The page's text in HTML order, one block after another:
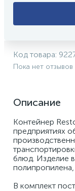
Код товара:
Пока нет отзывов
Описание
Контейнер
предприятиях
блюд. Изделие
В комплект